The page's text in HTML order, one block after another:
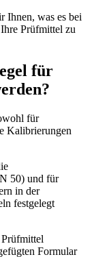
Ihnen, was es bei
Prüfmittel zu
für
für
Kalibrierungen
50) und für
in der
festgelegt
Formular